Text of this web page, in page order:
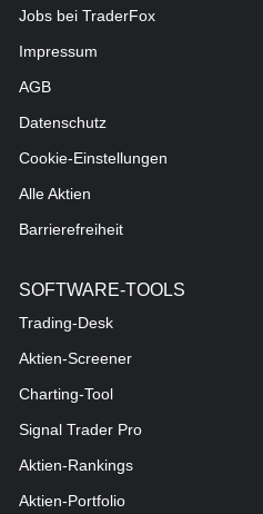
Jobs bei TraderFox
Impressum
AGB
Datenschutz
Cookie-Einstellungen
Alle Aktien
Barrierefreiheit
SOFTWARE-TOOLS
Trading-Desk
Aktien-Screener
Charting-Tool
Signal Trader Pro
Aktien-Rankings
Aktien-Portfolio